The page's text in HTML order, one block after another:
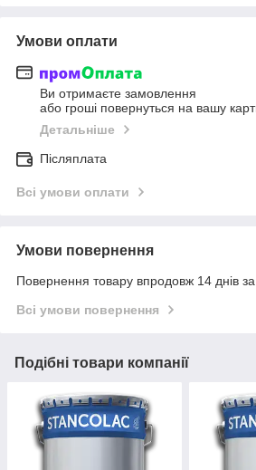
Умови оплати
Ви отримаєте замовлення
або гроші повернуться на вашу
Детальніше
Післяплата
Всі умови оплати
Умови повернення
Повернення товару впродовж 14 днів
Всі умови повернення
Подібні товари компанії